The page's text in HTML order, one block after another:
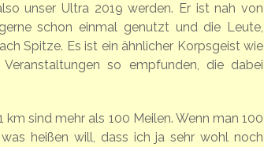
unser Ultra 2019 werden. Er ist nah von
schon einmal genutzt und die Leute,
Spitze. Es ist ein ähnlicher Korpsgeist wie
so empfunden, die dabei
sind mehr als 100 Meilen. Wenn man 100
heißen will, dass ich ja sehr wohl noch